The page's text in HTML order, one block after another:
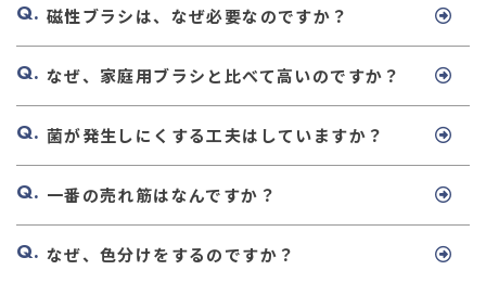
磁性ブラシは、なぜ必要なのですか？
なぜ、家庭用ブラシと比べて高いのですか？
菌が発生しにくする工夫はしていますか？
一番の売れ筋はなんですか？
なぜ、色分けをするのですか？